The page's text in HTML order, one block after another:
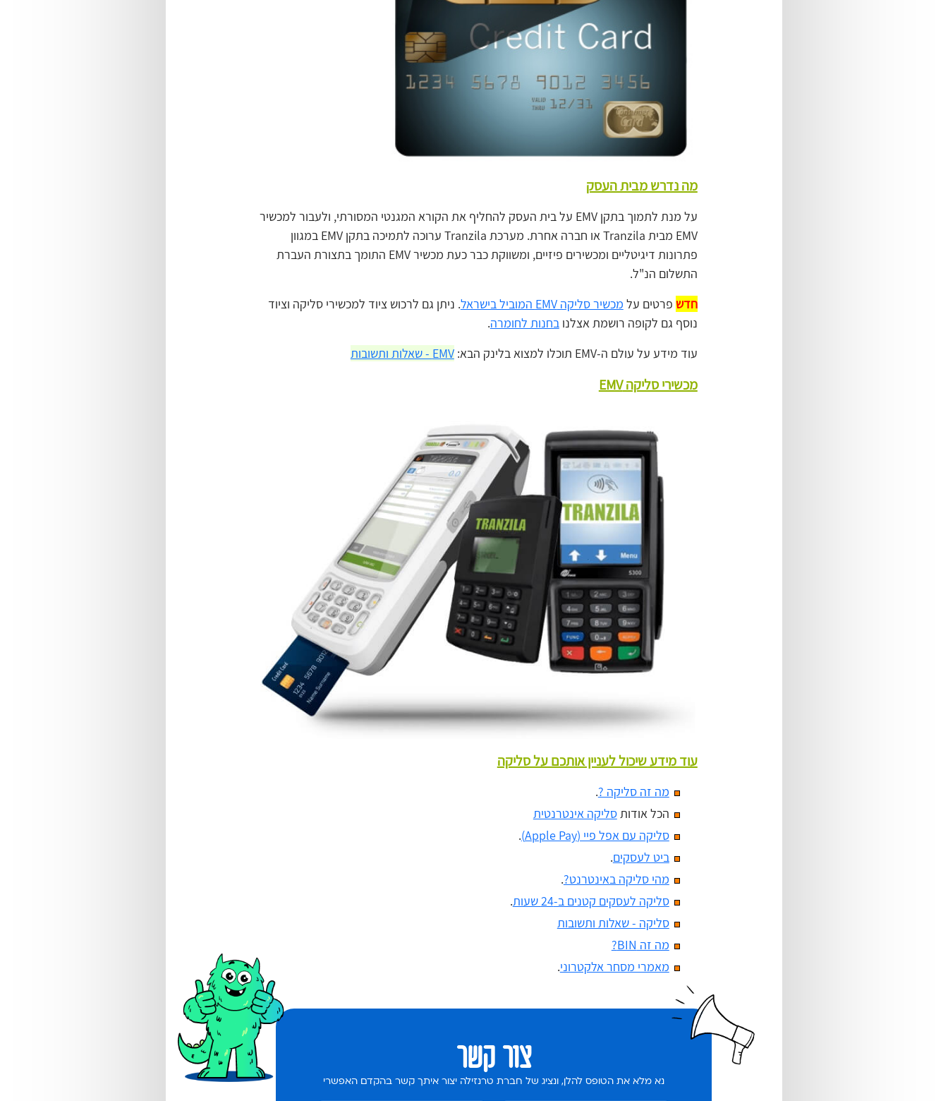
מה נדרש מבית העסק
על מנת לתמוך בתקן EMV על בית העסק להחליף את הקורא המגנטי המסורתי, ולעבור למכשיר
EMV מבית Tranzila או חברה אחרת. מערכת Tranzila ערוכה לתמיכה בתקן EMV במגוון
פתרונות דיגיטליים ומכשירים פיזיים, ומשווקת כבר כעת מכשיר EMV התומך בתצורת העברת
התשלום הנ"ל.
חדש פרטים על מכשיר סליקה EMV המוביל בישראל
. ניתן גם לרכוש ציוד למכשירי סליקה וציוד
נוסף גם לקופה רושמת אצלנו בחנות לחומרה.
עוד מידע על עולם ה-EMV תוכלו למצוא בלינק הבא:
EMV - שאלות ותשובות
מכשירי סליקה EMV
עוד מידע שיכול לעניין אותכם על סליקה
מה זה סליקה ?.
הכל אודותסליקה אינטרנטית
סליקה עם אפל פיי (Apple Pay)
.
ביט לעסקים.
מהי סליקה באינטרנט?.
סליקה לעסקים קטנים ב-24 שעות
.
סליקה - שאלות ותשובות
מה זה BIN?
מאמרי מסחר אלקטרוני.
צור קשר
נא מלא את הטופס להלן, ונציג של חברת טרנזילה יצור איתך קשר בהקדם האפשרי